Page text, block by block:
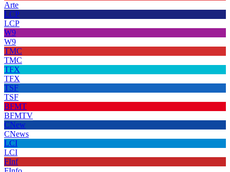
Arte
LCP
LCP
W9
W9
TMC
TMC
TFX
TFX
TSF
TSF
BFMT
BFMTV
CNew
CNews
LCI
LCI
FInf